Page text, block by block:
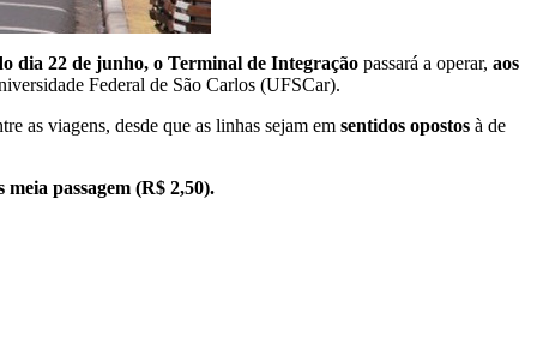
dia 22 de junho, o Terminal de Integração passará a operar, aos
Federal de São Carlos (UFSCar).
as viagens, desde que as linhas sejam em sentidos opostos à de
passagem (R$ 2,50).